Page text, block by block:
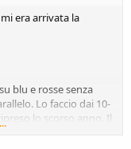
era arrivata la
blu e rosse senza
Lo faccio dai 10-
lo scorso anno. Il